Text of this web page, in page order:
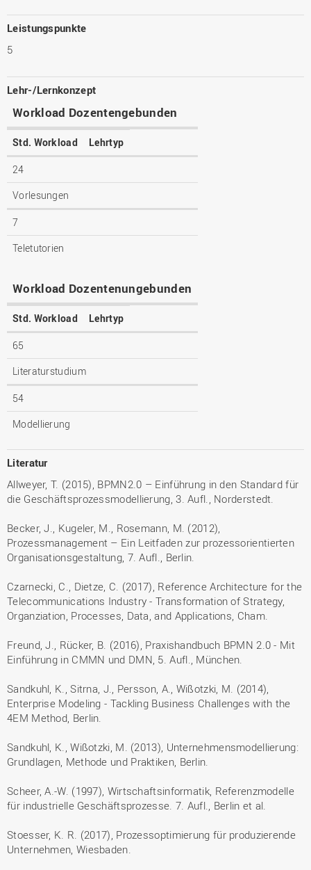
Leistungspunkte
5
Lehr-/Lernkonzept
Workload Dozentengebunden
Std. Workload Lehrtyp
24
Vorlesungen
7
Teletutorien
Workload Dozentenungebunden
Std. Workload Lehrtyp
65
Literaturstudium
54
Modellierung
Literatur
Allweyer, T. (2015), BPMN2.0 – Einführung in den Standard für
die Geschäftsprozessmodellierung, 3. Aufl., Norderstedt.
Becker, J., Kugeler, M., Rosemann, M. (2012),
Prozessmanagement – Ein Leitfaden zur prozessorientierten
Organisationsgestaltung, 7. Aufl., Berlin.
Czarnecki, C., Dietze, C. (2017), Reference Architecture for the
Telecommunications Industry - Transformation of Strategy,
Organziation, Processes, Data, and Applications, Cham.
Freund, J., Rücker, B. (2016), Praxishandbuch BPMN 2.0 - Mit
Einführung in CMMN und DMN, 5. Aufl., München.
Sandkuhl, K., Sitrna, J., Persson, A., Wißotzki, M. (2014),
Enterprise Modeling - Tackling Business Challenges with the
4EM Method, Berlin.
Sandkuhl, K., Wißotzki, M. (2013), Unternehmensmodellierung:
Grundlagen, Methode und Praktiken, Berlin.
Scheer, A.-W. (1997), Wirtschaftsinformatik, Referenzmodelle
für industrielle Geschäftsprozesse. 7. Aufl., Berlin et al.
Stoesser, K. R. (2017), Prozessoptimierung für produzierende
Unternehmen, Wiesbaden.